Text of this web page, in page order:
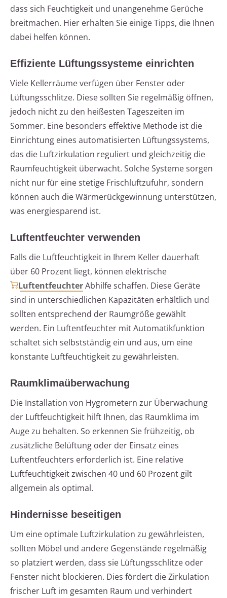
dass sich Feuchtigkeit und unangenehme Gerüche
breitmachen. Hier erhalten Sie einige Tipps, die Ihnen
dabei helfen können.
Effiziente Lüftungssysteme einrichten
Viele Kellerräume verfügen über Fenster oder
Lüftungsschlitze. Diese sollten Sie regelmäßig öffnen,
jedoch nicht zu den heißesten Tageszeiten im
Sommer. Eine besonders effektive Methode ist die
Einrichtung eines automatisierten Lüftungssystems,
das die Luftzirkulation reguliert und gleichzeitig die
Raumfeuchtigkeit überwacht. Solche Systeme sorgen
nicht nur für eine stetige Frischluftzufuhr, sondern
können auch die Wärmerückgewinnung unterstützen,
was energiesparend ist.
Luftentfeuchter verwenden
Falls die Luftfeuchtigkeit in Ihrem Keller dauerhaft
über 60 Prozent liegt, können elektrische
LuftentfeuchterAbhilfe schaffen. Diese Geräte
sind in unterschiedlichen Kapazitäten erhältlich und
sollten entsprechend der Raumgröße gewählt
werden. Ein Luftentfeuchter mit Automatikfunktion
schaltet sich selbstständig ein und aus, um eine
konstante Luftfeuchtigkeit zu gewährleisten.
Raumklimaüberwachung
Die Installation von Hygrometern zur Überwachung
der Luftfeuchtigkeit hilft Ihnen, das Raumklima im
Auge zu behalten. So erkennen Sie frühzeitig, ob
zusätzliche Belüftung oder der Einsatz eines
Luftentfeuchters erforderlich ist. Eine relative
Luftfeuchtigkeit zwischen 40 und 60 Prozent gilt
allgemein als optimal.
Hindernisse beseitigen
Um eine optimale Luftzirkulation zu gewährleisten,
sollten Möbel und andere Gegenstände regelmäßig
so platziert werden, dass sie Lüftungsschlitze oder
Fenster nicht blockieren. Dies fördert die Zirkulation
frischer Luft im gesamten Raum und verhindert